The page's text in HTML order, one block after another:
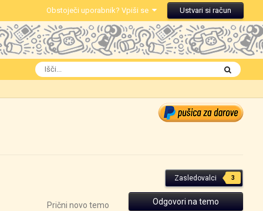
Obstoječi uporabnik? Vpiši se Ustvari si račun
Zasledovalci 3
Odgovori na temo
Prični novo temo